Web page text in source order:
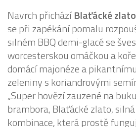
Navrch přicházíBlaťácké
se při zapékání pomalu
silném BBQ demi-glacé se
worcesterskou omáčkou a
domácí majonéze a
zeleniny s koriandrovými
„Super hovězí zauzené na
brambora, Blaťácké zlato,
kombinace, která prostě